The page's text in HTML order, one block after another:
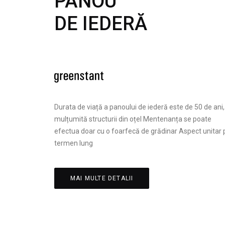
DE IEDERĂ
Durata de viață a panoului de iederă este de 50 de ani,
mulțumită structurii din oțel Mentenanța se poate
efectua doar cu o foarfecă de grădinar Aspect unitar
termen lung
MAI MULTE DETALII